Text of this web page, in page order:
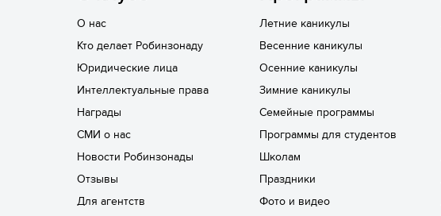
О нас
Кто делает Робинзонаду
Юридические лица
Интеллектуальные права
Награды
СМИ о нас
Новости Робинзонады
Отзывы
Для агентств
Летние каникулы
Весенние каникулы
Осенние каникулы
Зимние каникулы
Семейные программы
Программы для студентов
Школам
Праздники
Фото и видео